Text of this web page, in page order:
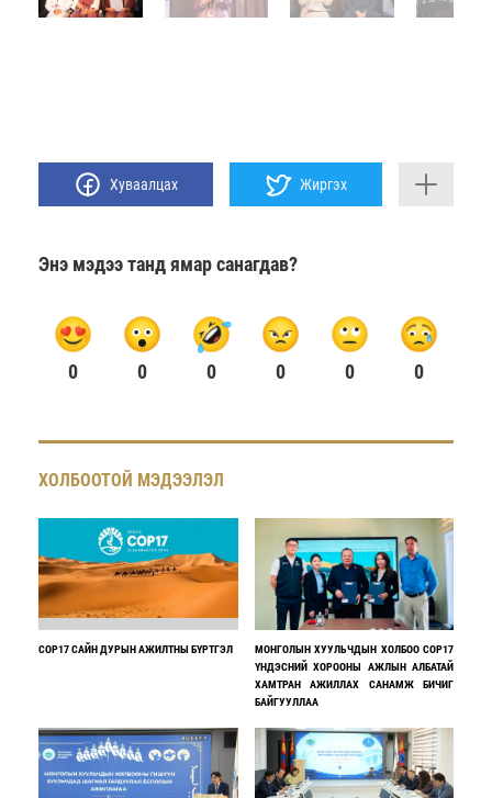
Хуваалцах Жиргэх
Энэ мэдээ танд ямар санагдав?
0 0 0 0 0 0
ХОЛБООТОЙ МЭДЭЭЛЭЛ
COP17 САЙН ДУРЫН АЖИЛТНЫ БҮРТГЭЛ
МОНГОЛЫН ХУУЛЬЧДЫН ХОЛБОО COP17
ҮНДЭСНИЙ ХОРООНЫ АЖЛЫН АЛБАТАЙ
ХАМТРАН АЖИЛЛАХ САНАМЖ БИЧИГ
БАЙГУУЛЛАА